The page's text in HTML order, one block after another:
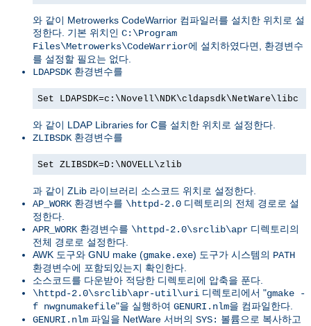
와 같이 Metrowerks CodeWarrior 컴파일러를 설치한 위치로 설
정한다. 기본 위치인 C:\Program
Files\Metrowerks\CodeWarrior에 설치하였다면, 환경변수
를 설정할 필요는 없다.
LDAPSDK 환경변수를
Set LDAPSDK=c:\Novell\NDK\cldapsdk\NetWare\libc
와 같이 LDAP Libraries for C를 설치한 위치로 설정한다.
ZLIBSDK 환경변수를
Set ZLIBSDK=D:\NOVELL\zlib
과 같이 ZLib 라이브러리 소스코드 위치로 설정한다.
AP_WORK 환경변수를 \httpd-2.0 디렉토리의 전체 경로로 설
정한다.
APR_WORK 환경변수를 \httpd-2.0\srclib\apr 디렉토리의
전체 경로로 설정한다.
AWK 도구와 GNU make (gmake.exe) 도구가 시스템의 PATH
환경변수에 포함되있는지 확인한다.
소스코드를 다운받아 적당한 디렉토리에 압축을 푼다.
\httpd-2.0\srclib\apr-util\uri 디렉토리에서 "gmake -
f nwgnumakefile"을 실행하여 GENURI.nlm을 컴파일한다.
GENURI.nlm 파일을 NetWare 서버의 SYS: 볼륨으로 복사하고